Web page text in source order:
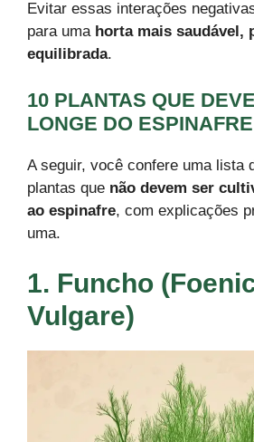
Evitar essas interações
para uma horta mais saudável,
equilibrada.
10 PLANTAS QUE
LONGE DO ESPINAFRE
A seguir, você confere uma lista
plantas que não devem ser
ao espinafre, com explicações
uma.
1. Funcho
Vulgare)